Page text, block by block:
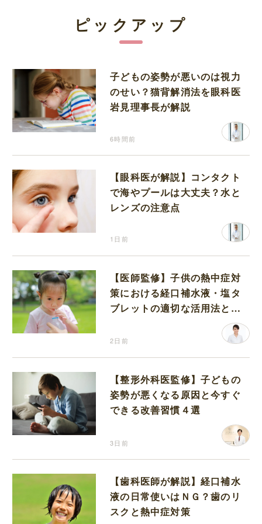
ピックアップ
子どもの姿勢が悪いのは視力
のせい？猫背解消法を眼科医
岩見理事長が解説
6時間前
【眼科医が解説】コンタクト
で海やプールは大丈夫？水と
レンズの注意点
1日前
【医師監修】子供の熱中症対
策における経口補水液・塩タ
ブレットの適切な活用法と水
2日前
【整形外科医監修】子どもの
姿勢が悪くなる原因と今すぐ
できる改善習慣４選
3日前
【歯科医師が解説】経口補水
液の日常使いはＮＧ？歯のリ
スクと熱中症対策